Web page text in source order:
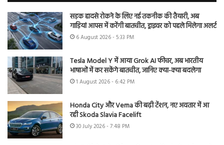
सड़क हादसे रोकने के लिए नई तकनीक की तैयारी, अब
गाड़ियां आपस में करेंगी बातचीत, ड्राइवर को पहले मिलेगा अलर्ट
6 August 2026 - 5:33 PM
Tesla Model Y में आया Grok AI फीचर, अब भारतीय
भाषाओं में कर सकेंगे बातचीत, जानिए क्या-क्या बदलेगा
1 August 2026 - 6:42 PM
Honda City और Verna की बढ़ी टेंशन, नए अवतार में आ
रही Skoda Slavia Facelift
30 July 2026 - 7:48 PM